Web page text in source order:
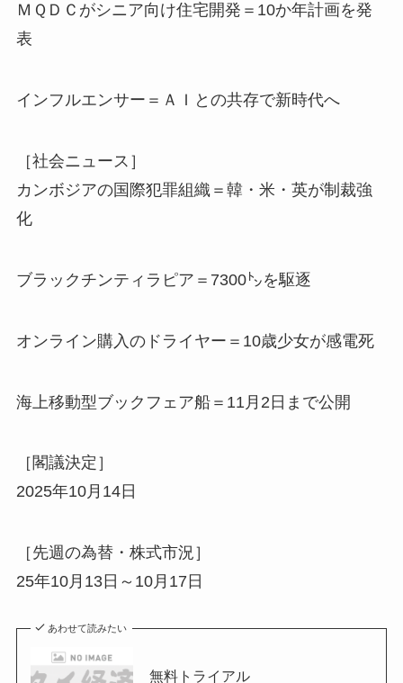
ＭＱＤＣがシニア向け住宅開発＝10か年計画を発
表
インフルエンサー＝ＡＩとの共存で新時代へ
［社会ニュース］
カンボジアの国際犯罪組織＝韓・米・英が制裁強
化
ブラックチンティラピア＝7300㌧を駆逐
オンライン購入のドライヤー＝10歳少女が感電死
海上移動型ブックフェア船＝11月2日まで公開
［閣議決定］
2025年10月14日
［先週の為替・株式市況］
25年10月13日～10月17日
あわせて読みたい
無料トライアル